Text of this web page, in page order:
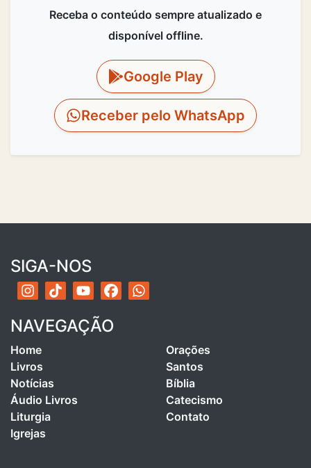
Receba o conteúdo sempre atualizado e
disponível offline.
Google Play
Receber pelo WhatsApp
SIGA-NOS
NAVEGAÇÃO
Home
Livros
Notícias
Áudio Livros
Liturgia
Igrejas
Orações
Santos
Bíblia
Catecismo
Contato